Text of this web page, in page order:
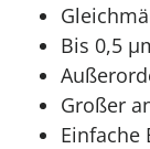
Bis 0,5
Großer
Einfache